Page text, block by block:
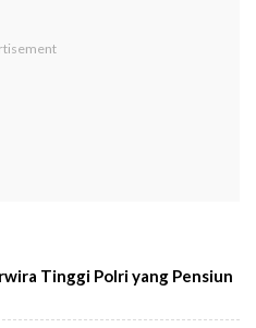
Tinggi Polri yang Pensiun